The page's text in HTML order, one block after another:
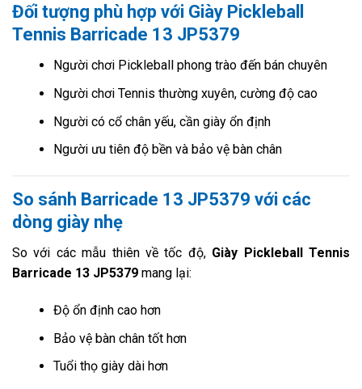
Đối tượng phù hợp với Giày Pickleball
Tennis Barricade 13 JP5379
Người chơi Pickleball phong trào đến bán chuyên
Người chơi Tennis thường xuyên, cường độ cao
Người có cổ chân yếu, cần giày ổn định
Người ưu tiên độ bền và bảo vệ bàn chân
So sánh Barricade 13 JP5379 với các
dòng giày nhẹ
So với các mẫu thiên về tốc độ, Giày Pickleball Tennis
Barricade 13 JP5379 mang lại:
Độ ổn định cao hơn
Bảo vệ bàn chân tốt hơn
Tuổi thọ giày dài hơn